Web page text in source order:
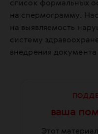
список формальных
на спермограмму.
на выявляемость
систему
внедрения документа
ваша
Этот